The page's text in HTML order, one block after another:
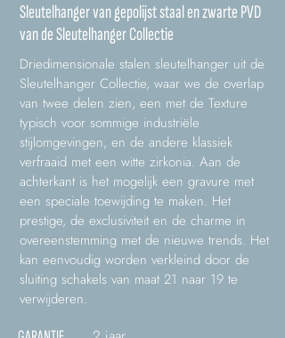
Sleutelhanger van gepolijst staal en zwarte PVD
van de Sleutelhanger Collectie
Driedimensionale stalen sleutelhanger uit de
Sleutelhanger Collectie, waar we de overlap
van twee delen zien, een met de Texture
typisch voor sommige industriële
stijlomgevingen, en de andere klassiek
verfraaid met een witte zirkonia. Aan de
achterkant is het mogelijk een gravure met
een speciale toewijding te maken. Het
prestige, de exclusiviteit en de charme in
overeenstemming met de nieuwe trends. Het
kan eenvoudig worden verkleind door de
sluiting schakels van maat 21 naar 19 te
verwijderen.